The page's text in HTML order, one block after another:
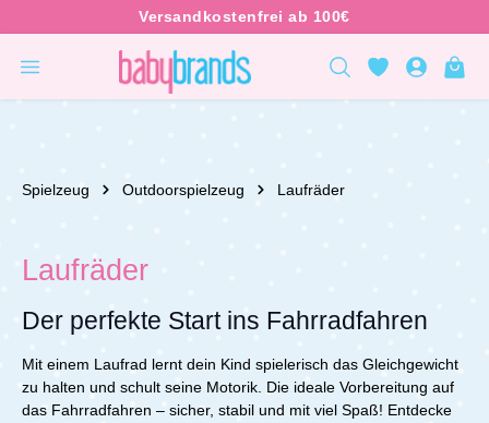
Spielzeug Outdoorspielzeug Laufräder
Laufräder
Der perfekte Start ins Fahrradfahren
Mit einem Laufrad lernt dein Kind spielerisch das Gleichgewicht
zu halten und schult seine Motorik. Die ideale Vorbereitung auf
das Fahrradfahren – sicher, stabil und mit viel Spaß! Entdecke